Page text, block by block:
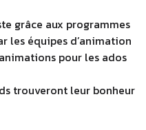
grâce aux programmes
les équipes d’animation
pour les ados
trouveront leur bonheur